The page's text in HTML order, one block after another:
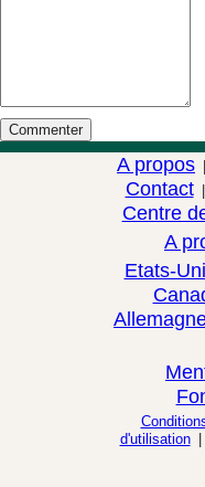
A propos
Contact
Centre
A
Etats-
d'utilisation